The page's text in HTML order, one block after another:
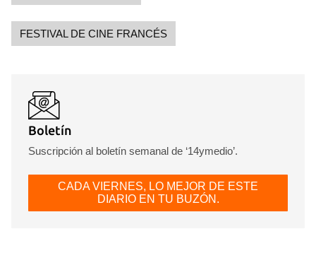
FESTIVAL DE CINE FRANCÉS
Boletín
Suscripción al boletín semanal de ‘14ymedio’.
CADA VIERNES, LO MEJOR DE ESTE
DIARIO EN TU BUZÓN.